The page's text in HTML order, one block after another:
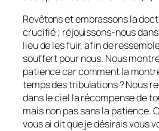
Revêtons et embrassons la
crucifié ; réjouissons-nous
lieu de les fuir, afin de
souffert pour nous. Nous
patience car comment la
temps des tribulations ? Nous
dans le ciel la récompense de
mais non pas sans la patience.
vous ai dit que je désirais vous